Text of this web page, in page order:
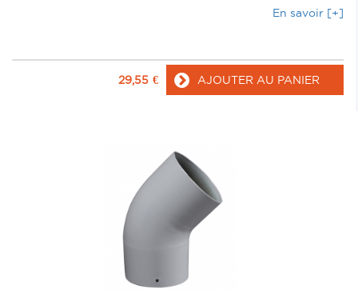
En savoir [+]
29,55 € AJOUTER AU PANIER